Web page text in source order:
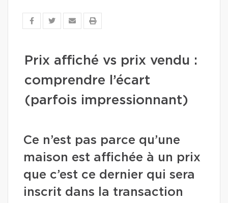
Prix affiché vs prix vendu :
comprendre l’écart
(parfois impressionnant)
Ce n’est pas parce qu’une
maison est affichée à un prix
que c’est ce dernier qui sera
inscrit dans la transaction